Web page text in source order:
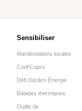
Sensibiliser
Manifestations locales
Conf’Copro
Défi Déclics Énergie
Balades thermiques
Outils de